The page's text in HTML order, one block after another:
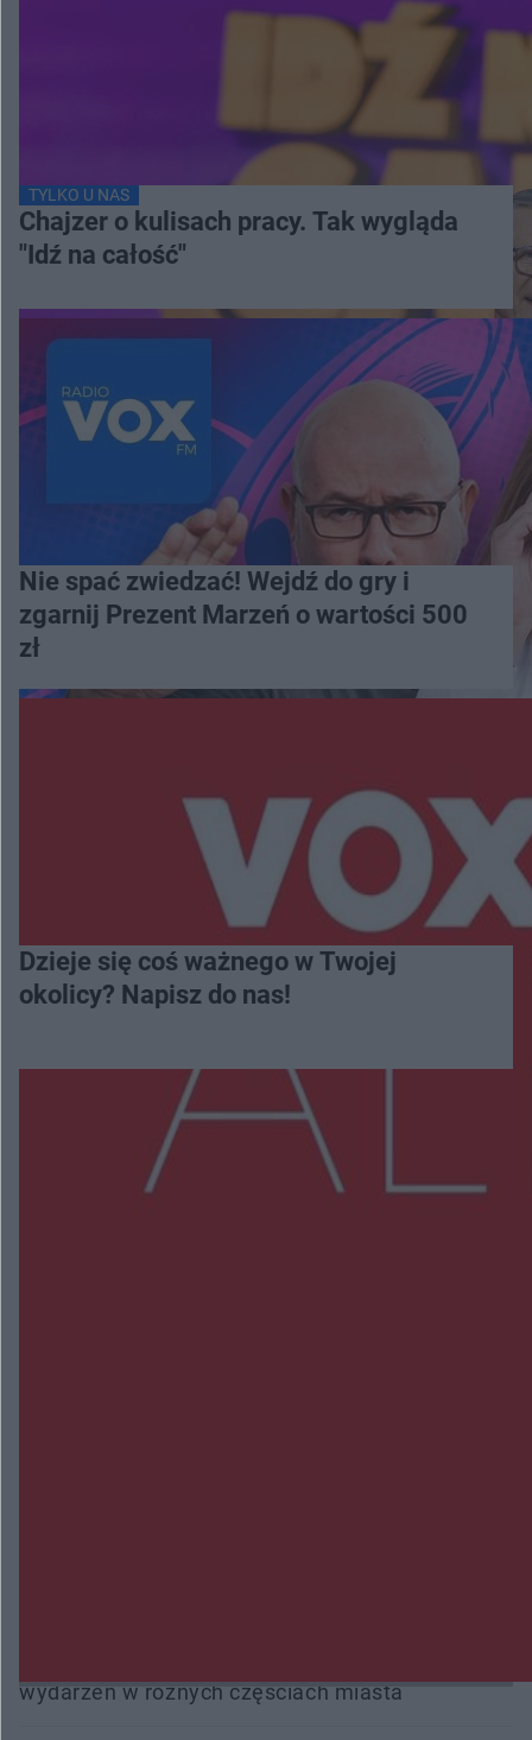
TYLKO U NAS
Chajzer o kulisach pracy. Tak wygląda
"Idź na całość"
Nie spać zwiedzać! Wejdź do gry i
zgarnij Prezent Marzeń o wartości 500
zł
Dzieje się coś ważnego w Twojej
okolicy? Napisz do nas!
Więcej
wydarzeń w różnych częściach miasta